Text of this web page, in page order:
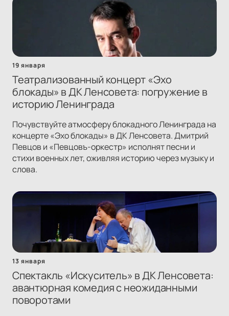
19 января
Театрализованный концерт «Эхо
блокады» в ДК Ленсовета: погружение в
историю Ленинграда
Почувствуйте атмосферу блокадного Ленинграда на
концерте «Эхо блокады» в ДК Ленсовета. Дмитрий
Певцов и «Певцовъ-оркестр» исполнят песни и
стихи военных лет, оживляя историю через музыку и
слова.
13 января
Спектакль «Искуситель» в ДК Ленсовета:
авантюрная комедия с неожиданными
поворотами